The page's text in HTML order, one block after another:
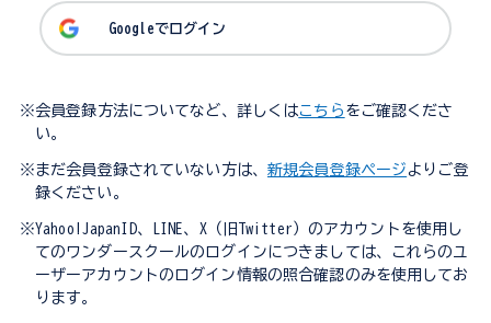
Googleでログイン
※会員登録方法についてなど、詳しくはこちら をご確認くださ
い。
※まだ会員登録されていない方は、 新規会員登録ページ よりご登
録ください。
※Yahoo!JapanID、LINE、X（旧Twitter）のアカウントを使用し
てのワンダースクールのログインにつきましては、これらのユ
ーザーアカウントのログイン情報の照合確認のみを使用してお
ります。